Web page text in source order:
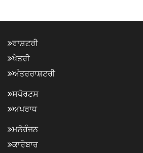
ਰਾਸ਼ਟਰੀ
ਖੇਤਰੀ
ਅੰਤਰਰਾਸ਼ਟਰੀ
ਸਪੋਰਟਸ
ਅਪਰਾਧ
ਮਨੋਰੰਜਨ
ਕਾਰੋਬਾਰ